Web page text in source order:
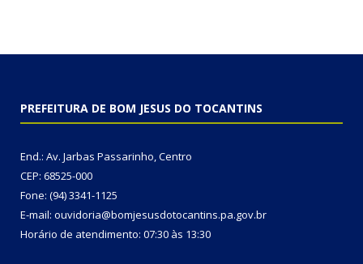
PREFEITURA DE BOM JESUS DO TOCANTINS
End.: Av. Jarbas Passarinho, Centro
CEP: 68525-000
Fone: (94) 3341-1125
E-mail: ouvidoria@bomjesusdotocantins.pa.gov.br
Horário de atendimento: 07:30 às 13:30